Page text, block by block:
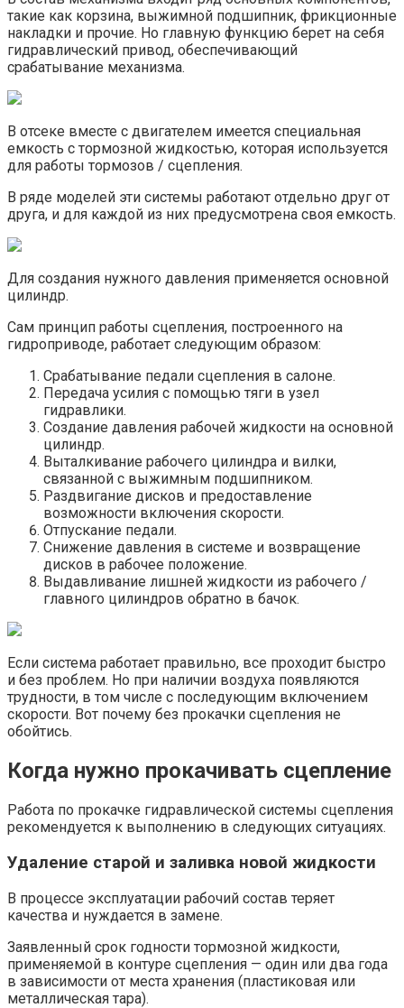
такие как корзина, выжимной подшипник, фрикционные
накладки и прочие. Но главную функцию берет на себя
гидравлический привод, обеспечивающий
срабатывание механизма.
В отсеке вместе с двигателем имеется специальная
емкость с тормозной жидкостью, которая используется
для работы тормозов / сцепления.
В ряде моделей эти системы работают отдельно друг от
друга, и для каждой из них предусмотрена своя емкость.
Для создания нужного давления применяется основной
цилиндр.
Сам принцип работы сцепления, построенного на
гидроприводе, работает следующим образом:
Срабатывание педали сцепления в салоне.
Передача усилия с помощью тяги в узел
гидравлики.
Создание давления рабочей жидкости на основной
цилиндр.
Выталкивание рабочего цилиндра и вилки,
связанной с выжимным подшипником.
Раздвигание дисков и предоставление
возможности включения скорости.
Отпускание педали.
Снижение давления в системе и возвращение
дисков в рабочее положение.
Выдавливание лишней жидкости из рабочего /
главного цилиндров обратно в бачок.
Если система работает правильно, все проходит быстро
и без проблем. Но при наличии воздуха появляются
трудности, в том числе с последующим включением
скорости. Вот почему без прокачки сцепления не
обойтись.
Когда нужно прокачивать сцепление
Работа по прокачке гидравлической системы сцепления
рекомендуется к выполнению в следующих ситуациях.
Удаление старой и заливка новой жидкости
В процессе эксплуатации рабочий состав теряет
качества и нуждается в замене.
Заявленный срок годности тормозной жидкости,
применяемой в контуре сцепления — один или два года
в зависимости от места хранения (пластиковая или
металлическая тара).